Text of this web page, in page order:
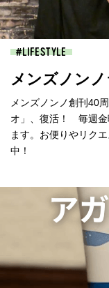
LIFESTYLE
メンズノン
メンズノンノ創刊40
オ」、復活！ 毎週金
ます。お便りやリク
中！